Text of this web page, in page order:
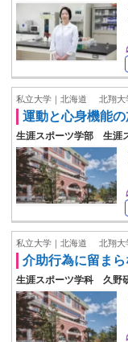
私立大学｜北海道 北翔大
運動と心身機能
生涯スポーツ学部 生涯
私立大学｜北海道 北翔大
介助行為に留ま
生涯スポーツ学科 久野